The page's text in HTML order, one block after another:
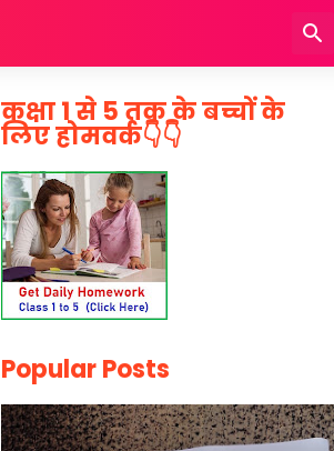
कक्षा 1 से 5 तक के बच्चों के
लिए होमवर्क👇👇
Popular Posts